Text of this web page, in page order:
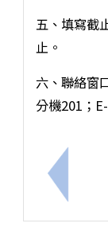
上一筆
五、填寫截
止。
六、聯絡窗
分機201；